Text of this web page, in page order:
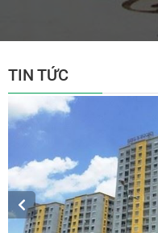
TIN TỨC